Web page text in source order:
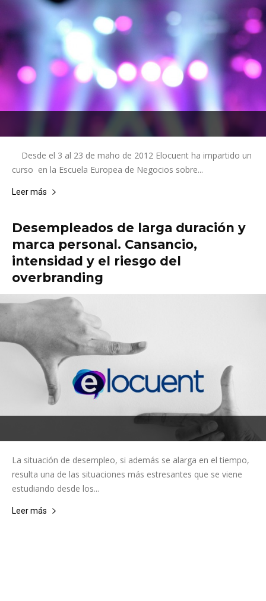
Desde el 3 al 23 de maho de 2012 Elocuent ha impartido un
curso en la Escuela Europea de Negocios sobre...
Leer más
Desempleados de larga duración y
marca personal. Cansancio,
intensidad y el riesgo del
overbranding
La situación de desempleo, si además se alarga en el tiempo,
resulta una de las situaciones más estresantes que se viene
estudiando desde los...
Leer más